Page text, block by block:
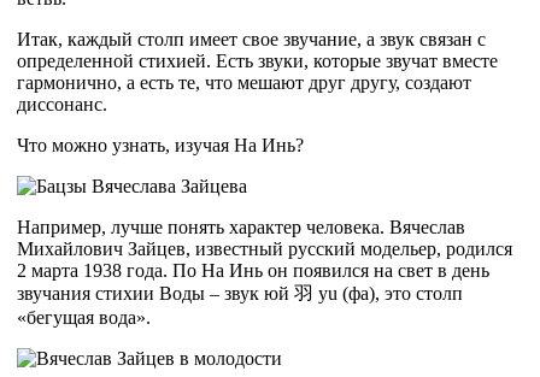
Итак, каждый столп имеет свое звучание, а звук связан с
определенной стихией. Есть звуки, которые звучат вместе
гармонично, а есть те, что мешают друг другу, создают
диссонанс.
Что можно узнать, изучая На Инь?
Например, лучше понять характер человека. Вячеслав
Михайлович Зайцев, известный русский модельер, родился
2 марта 1938 года. По На Инь он появился на свет в день
звучания стихии Воды – звук юй 羽 yu (фа), это столп
«бегущая вода».